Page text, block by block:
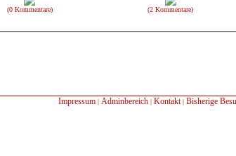
(0 Kommentare) (2 Kommentare)
Impressum Adminbereich Kontakt| Bisherige